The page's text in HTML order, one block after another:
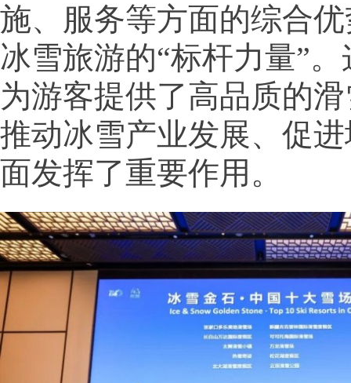
施、服务等方面的综合
冰雪旅游的“标杆力量”
为游客提供了高品质的
推动冰雪产业发展、促
面发挥了重要作用。